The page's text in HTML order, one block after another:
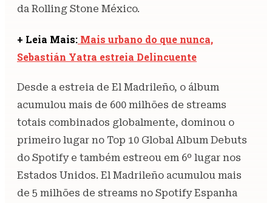
da Rolling Stone México.
+ Leia Mais: Mais urbano do que nunca,
Sebastián Yatra estreia Delincuente
Desde a estreia de El Madrileño, o álbum
acumulou mais de 600 milhões de streams
totais combinados globalmente, dominou o
primeiro lugar no Top 10 Global Album Debuts
do Spotify e também estreou em 6º lugar nos
Estados Unidos. El Madrileño acumulou mais
de 5 milhões de streams no Spotify Espanha